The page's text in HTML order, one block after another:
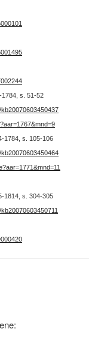
1784, s. 51-52
1784, s. 105-106
1814, s. 304-305